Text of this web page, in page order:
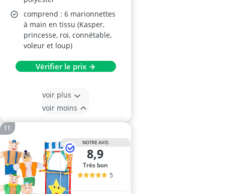
comprend : 6 marionnettes
à main en tissu (Kasper,
princesse, roi, connétable,
voleur et loup)
Vérifier le prix →
voir plus
voir moins
NOTRE AVIS
8,9
Très bon
5